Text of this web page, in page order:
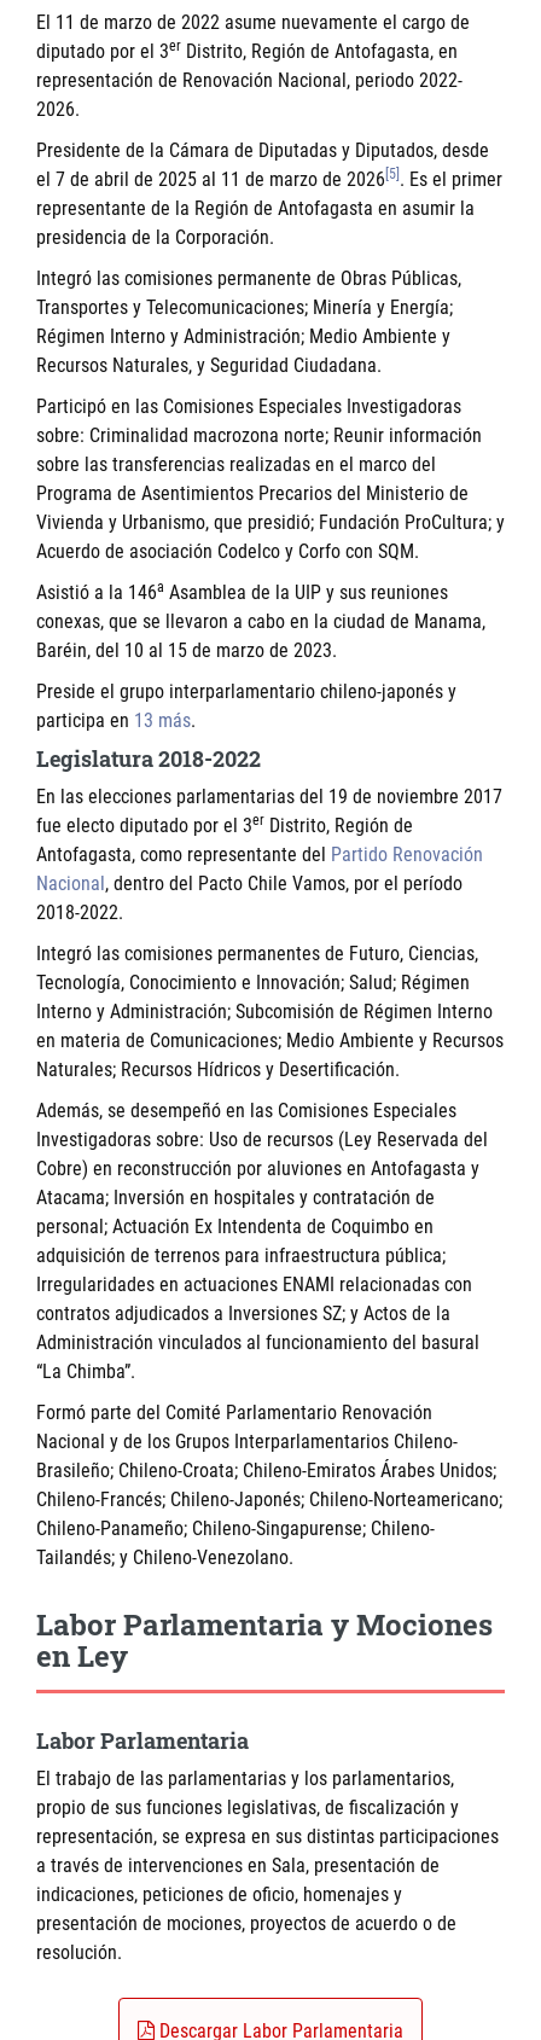
El 11 de marzo de 2022 asume nuevamente el cargo de
diputado por el 3er Distrito, Región de Antofagasta, en
representación de Renovación Nacional, periodo 2022-
2026.
Presidente de la Cámara de Diputadas y Diputados, desde
el 7 de abril de 2025 al 11 de marzo de 2026 [5] . Es el primer
representante de la Región de Antofagasta en asumir la
presidencia de la Corporación.
Integró las comisiones permanente de Obras Públicas,
Transportes y Telecomunicaciones; Minería y Energía;
Régimen Interno y Administración; Medio Ambiente y
Recursos Naturales, y Seguridad Ciudadana.
Participó en las Comisiones Especiales Investigadoras
sobre: Criminalidad macrozona norte; Reunir información
sobre las transferencias realizadas en el marco del
Programa de Asentimientos Precarios del Ministerio de
Vivienda y Urbanismo, que presidió; Fundación ProCultura; y
Acuerdo de asociación Codelco y Corfo con SQM.
Asistió a la 146a Asamblea de la UIP y sus reuniones
conexas, que se llevaron a cabo en la ciudad de Manama,
Baréin, del 10 al 15 de marzo de 2023.
Preside el grupo interparlamentario chileno-japonés y
participa en 13 más.
Legislatura 2018-2022
En las elecciones parlamentarias del 19 de noviembre 2017
fue electo diputado por el 3er Distrito, Región de
Antofagasta, como representante del Partido Renovación
Nacional , dentro del Pacto Chile Vamos, por el período
2018-2022.
Integró las comisiones permanentes de Futuro, Ciencias,
Tecnología, Conocimiento e Innovación; Salud; Régimen
Interno y Administración; Subcomisión de Régimen Interno
en materia de Comunicaciones; Medio Ambiente y Recursos
Naturales; Recursos Hídricos y Desertificación.
Además, se desempeñó en las Comisiones Especiales
Investigadoras sobre: Uso de recursos (Ley Reservada del
Cobre) en reconstrucción por aluviones en Antofagasta y
Atacama; Inversión en hospitales y contratación de
personal; Actuación Ex Intendenta de Coquimbo en
adquisición de terrenos para infraestructura pública;
Irregularidades en actuaciones ENAMI relacionadas con
contratos adjudicados a Inversiones SZ; y Actos de la
Administración vinculados al funcionamiento del basural
“La Chimba”.
Formó parte del Comité Parlamentario Renovación
Nacional y de los Grupos Interparlamentarios Chileno-
Brasileño; Chileno-Croata; Chileno-Emiratos Árabes Unidos;
Chileno-Francés; Chileno-Japonés; Chileno-Norteamericano;
Chileno-Panameño; Chileno-Singapurense; Chileno-
Tailandés; y Chileno-Venezolano.
Labor Parlamentaria y Mociones
en Ley
Labor Parlamentaria
El trabajo de las parlamentarias y los parlamentarios,
propio de sus funciones legislativas, de fiscalización y
representación, se expresa en sus distintas participaciones
a través de intervenciones en Sala, presentación de
indicaciones, peticiones de oficio, homenajes y
presentación de mociones, proyectos de acuerdo o de
resolución.
Descargar Labor Parlamentaria